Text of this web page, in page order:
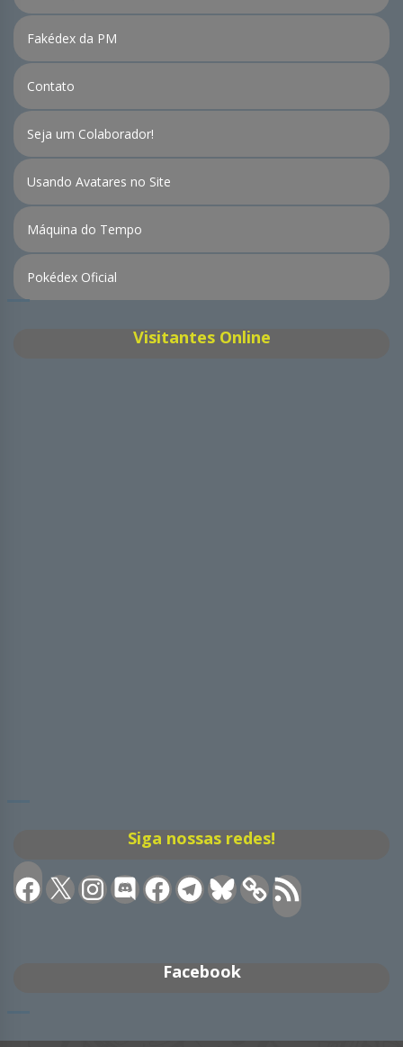
Fakédex da PM
Contato
Seja um Colaborador!
Usando Avatares no Site
Máquina do Tempo
Pokédex Oficial
Visitantes Online
Siga nossas redes!
Facebook
X Instagram
DiscordFacebookTelegramBluesky Feed
RSS
Facebook